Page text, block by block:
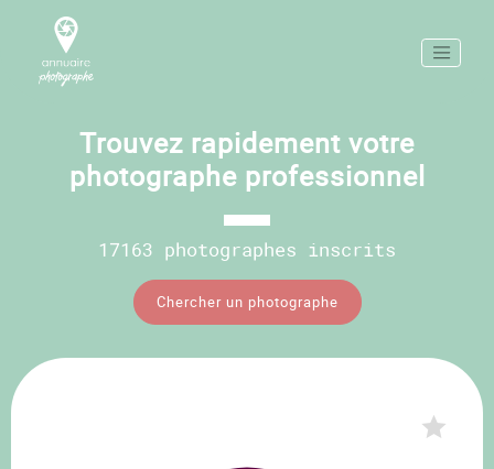
Trouvez rapidement votre
photographe professionnel
17163 photographes inscrits
Chercher un photographe